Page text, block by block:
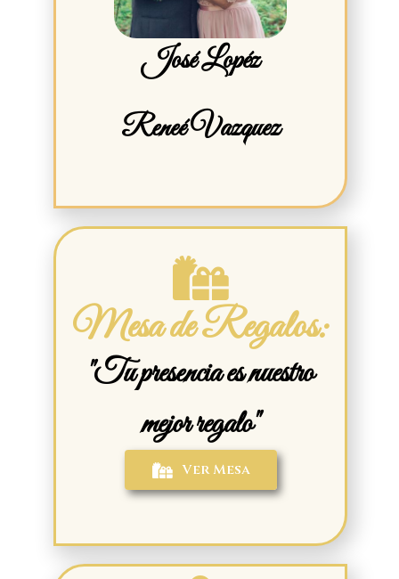
José Lopéz
Reneé Vazquez
Mesa de Regalos:
"Tu presencia es nuestro
mejor regalo"
Ver Mesa